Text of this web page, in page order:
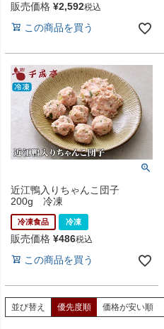
販売価格 ¥2,592税込
この商品を買う
近江鴨入りちゃんこ団子
200g 冷凍
冷凍食品 冷凍
販売価格 ¥486税込
この商品を買う
並び替え 優先度順 価格が安い順